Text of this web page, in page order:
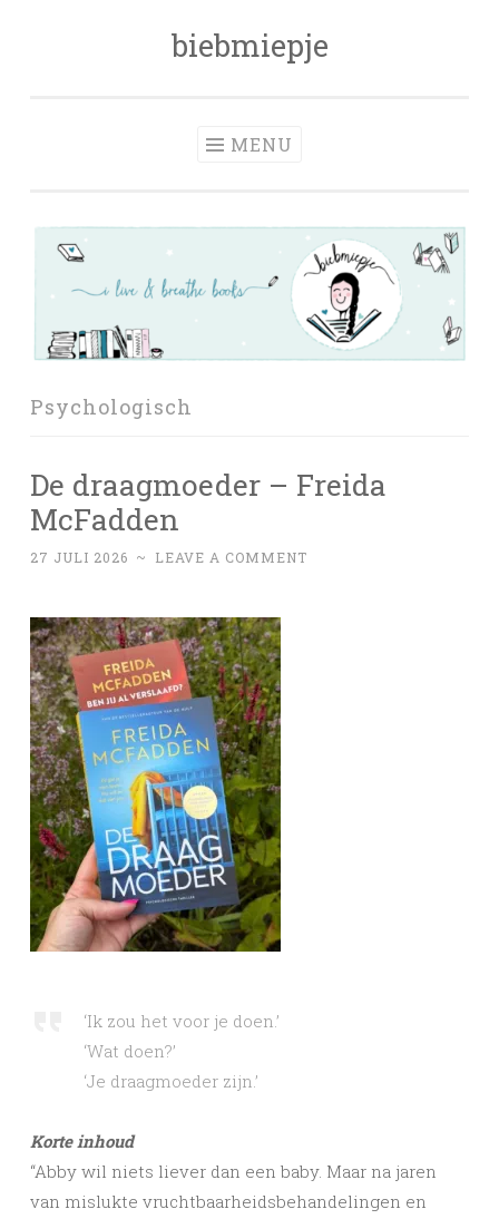
biebmiepje
MENU
Psychologisch
De draagmoeder – Freida
McFadden
27 JULI 2026 ~ LEAVE A COMMENT
‘Ik zou het voor je doen.’
‘Wat doen?’
‘Je draagmoeder zijn.’
Korte inhoud
“Abby wil niets liever dan een baby. Maar na jaren
van mislukte vruchtbaarheidsbehandelingen en